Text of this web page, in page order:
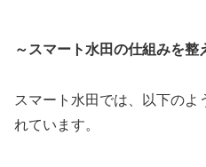
～スマート水田の仕組みを整
スマート水田では、以下のよ
れています。